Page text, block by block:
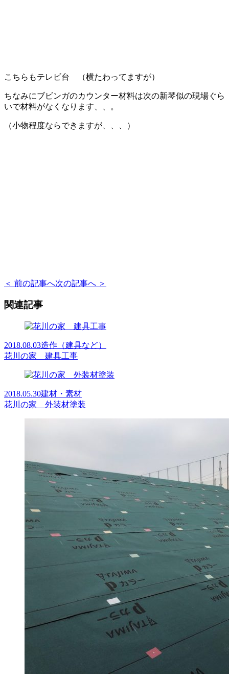
こちらもテレビ台 （横たわってますが）
ちなみにブビンガのカウンター材料は次の新琴似の現場ぐら
いで材料がなくなります、、。
（小物程度ならできますが、、、）
＜ 前の記事へ次の記事へ ＞
関連記事
2018.08.03造作（建具など）
花川の家 建具工事
2018.05.30建材・素材
花川の家 外装材塗装